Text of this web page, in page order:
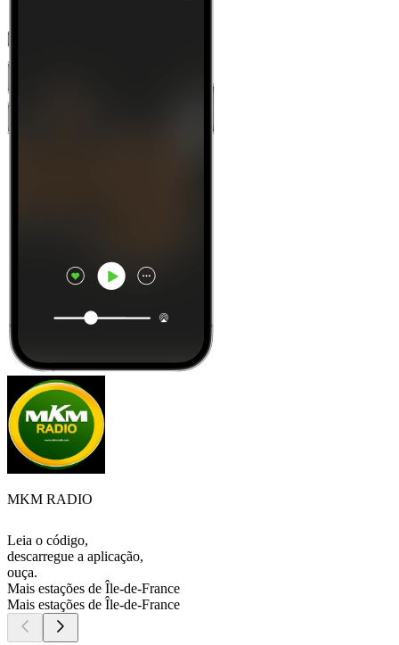
MKM RADIO
Leia o código,
descarregue a aplicação,
ouça.
Mais estações de Île-de-France
Mais estações de Île-de-France